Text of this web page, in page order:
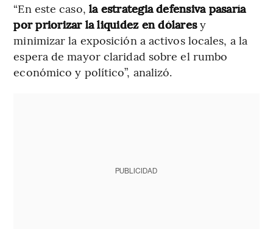
“En este caso, la estrategia defensiva pasaría
por priorizar la liquidez en dólaresy
minimizar la exposición a activos locales, a la
espera de mayor claridad sobre el rumbo
económico y político”, analizó.
PUBLICIDAD